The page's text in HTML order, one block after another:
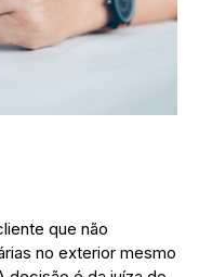
que não
no exterior mesmo